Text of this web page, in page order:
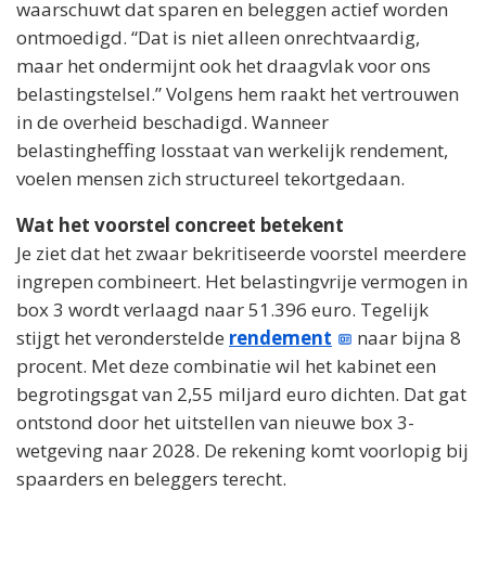
waarschuwt dat sparen en beleggen actief worden
ontmoedigd. “Dat is niet alleen onrechtvaardig,
maar het ondermijnt ook het draagvlak voor ons
belastingstelsel.” Volgens hem raakt het vertrouwen
in de overheid beschadigd. Wanneer
belastingheffing losstaat van werkelijk rendement,
voelen mensen zich structureel tekortgedaan.
Wat het voorstel concreet betekent
Je ziet dat het zwaar bekritiseerde voorstel meerdere
ingrepen combineert. Het belastingvrije vermogen in
box 3 wordt verlaagd naar 51.396 euro. Tegelijk
stijgt het veronderstelde rendement
naar bijna 8
procent. Met deze combinatie wil het kabinet een
begrotingsgat van 2,55 miljard euro dichten. Dat gat
ontstond door het uitstellen van nieuwe box 3-
wetgeving naar 2028. De rekening komt voorlopig bij
spaarders en beleggers terecht.